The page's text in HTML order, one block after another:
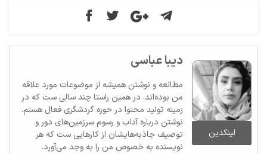
لینکدین
دیبا عباسی
مطالعه و نوشتن همیشه از موضوعات مورد علاقه
من بوده‌اند. در همین راستا چند سالی ست که در
زمینه تولید محتوا در حوزه گردشگری فعال هستم.
نوشتن درباره آداب و رسوم سرزمین‌های دور و
توصیف جاذبه‌هایشان از کارهایی ست که هر
نویسنده به خصوص من را به وجد می‌آورد.